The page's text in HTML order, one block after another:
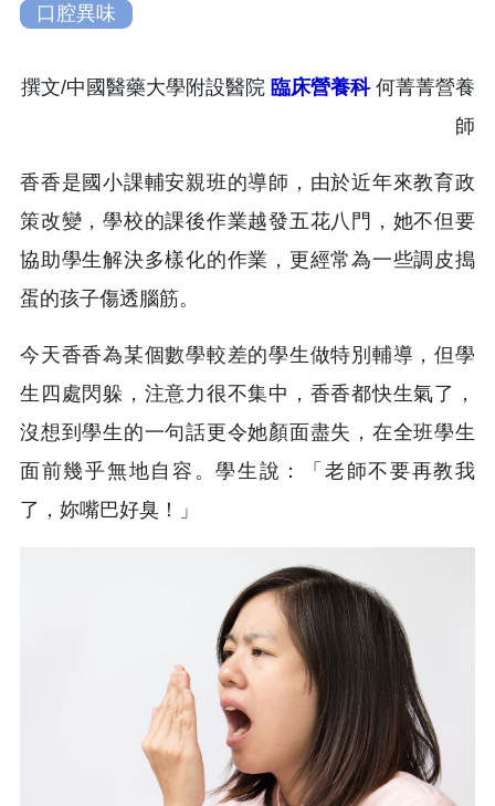
口腔異味
撰文/中國醫藥大學附設醫院 臨床營養科何菁菁營養
師
香香是國小課輔安親班的導師，由於近年來教育政
策改變，學校的課後作業越發五花八門，她不但要
協助學生解決多樣化的作業，更經常為一些調皮搗
蛋的孩子傷透腦筋。
今天香香為某個數學較差的學生做特別輔導，但學
生四處閃躲，注意力很不集中，香香都快生氣了，
沒想到學生的一句話更令她顏面盡失，在全班學生
面前幾乎無地自容。學生說：「老師不要再教我
了，妳嘴巴好臭！」